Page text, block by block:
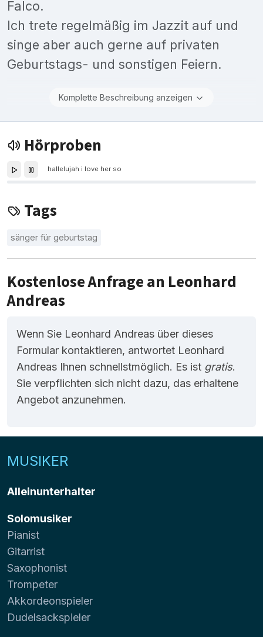
Falco.
Ich trete regelmäßig im Jazzit auf und
singe aber auch gerne auf privaten
Geburtstags- und sonstigen Feiern.
Komplette Beschreibung anzeigen
Hörproben
hallelujah i love her so
Tags
sänger für geburtstag
Kostenlose Anfrage an Leonhard
Andreas
Wenn Sie Leonhard Andreas über dieses
Formular kontaktieren, antwortet Leonhard
Andreas Ihnen schnellstmöglich. Es ist gratis.
Sie verpflichten sich nicht dazu, das erhaltene
Angebot anzunehmen.
MUSIKER
Alleinunterhalter
Solomusiker
Pianist
Gitarrist
Saxophonist
Trompeter
Akkordeonspieler
Dudelsackspieler